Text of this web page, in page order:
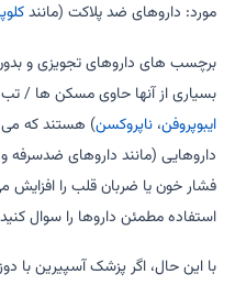
مورد: داروهای ضد پلاکت (مانند
برچسب های داروهای تجویزی و
بسیاری از آنها حاوی مسکن ها /
ایبوپروفن،ناپروکسن) هستند که می
داروهایی (مانند داروهای
فشار خون یا ضربان قلب را افزایش
استفاده مطمئن داروها را سوال
با این حال، اگر پزشک آسپیرین با